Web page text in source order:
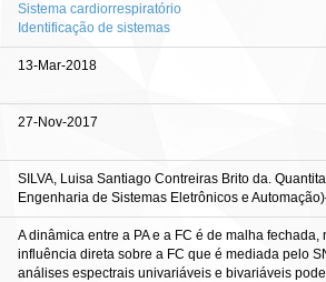
Sistema cardiorrespiratório
Identificação de sistemas
13-Mar-2018
27-Nov-2017
SILVA, Luisa Santiago Contreiras Brito da.
Engenharia de Sistemas Eletrônicos e
A dinâmica entre a PA e a FC é de malha
influência direta sobre a FC que é mediada pelo
análises espectrais univariáveis e bivariáveis